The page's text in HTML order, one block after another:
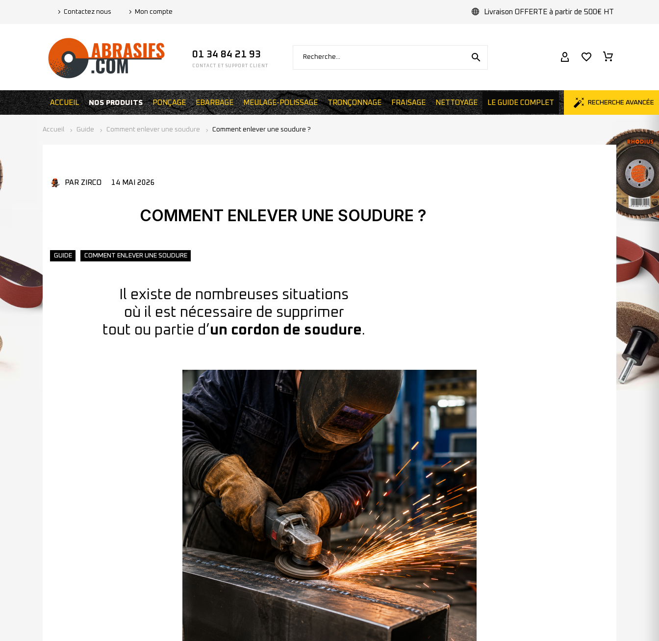
Contactez nous Mon compte Livraison OFFERTE à partir de 500€ HT
01 34 84 21 93
CONTACT ET SUPPORT CLIENT
ACCUEIL NOS PRODUITS PONÇAGE EBARBAGE MEULAGE-POLISSAGE TRONÇONNAGE FRAISAGE NETTOYAGE LE GUIDE COMPLET RECHERCHE AVANCÉE
Accueil Guide Comment enlever une soudure Comment enlever une soudure ?
PAR ZIRCO 14 MAI 2026
COMMENT ENLEVER UNE SOUDURE ?
GUIDE COMMENT ENLEVER UNE SOUDURE
Il existe de nombreuses situations
où il est nécessaire de supprimer
tout ou partie d’un cordon de soudure.